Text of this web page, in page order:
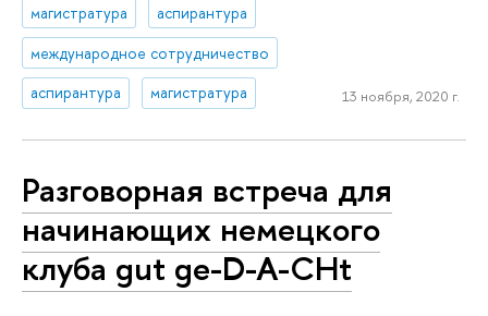
магистратура
аспирантура
международное сотрудничество
аспирантура
магистратура 13 ноября, 2020 г.
Разговорная встреча для
начинающих немецкого
клуба gut ge-D-A-CHt